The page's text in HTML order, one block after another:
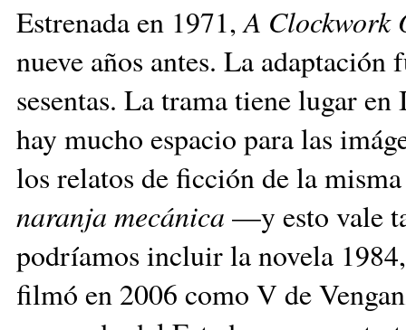
Estrenada en 1971,A Clockwork
nueve años antes. La
sesentas. La trama tiene lugar
hay mucho espacio para las
los relatos de ficción de la
naranja mecánica —y esto vale
podríamos incluir la novela
filmó en 2006 como V de